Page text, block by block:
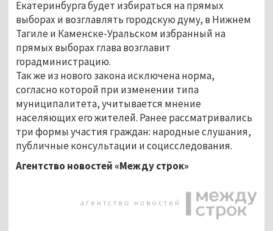
Екатеринбурга будет избираться на прямых
выборах и возглавлять городскую думу, в Нижнем
Тагиле и Каменске-Уральском избранный на
прямых выборах глава возглавит
горадминистрацию.
Так же из нового закона исключена норма,
согласно которой при изменении типа
муниципалитета, учитывается мнение
населяющих его жителей. Ранее рассматривались
три формы участия граждан: народные слушания,
публичные консультации и социсследования.
Агентство новостей «Между строк»